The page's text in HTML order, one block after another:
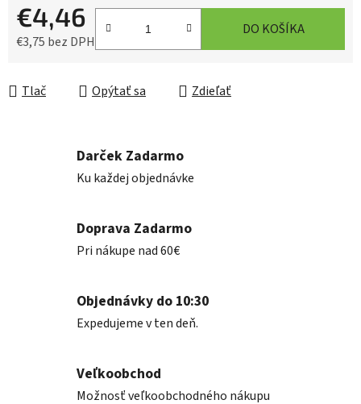
€4,46
€3,75 bez DPH
DO KOŠÍKA
Tlač Opýtať sa Zdieľať
Darček Zadarmo
Ku každej objednávke
Doprava Zadarmo
Pri nákupe nad 60€
Objednávky do 10:30
Expedujeme v ten deň.
Veľkoobchod
Možnosť veľkoobchodného nákupu